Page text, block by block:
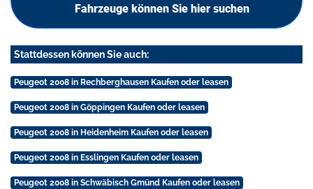
Fahrzeuge können Sie hier suchen
Stattdessen können Sie auch:
Peugeot 2008 in Rechberghausen Kaufen oder leasen
Peugeot 2008 in Göppingen Kaufen oder leasen
Peugeot 2008 in Heidenheim Kaufen oder leasen
Peugeot 2008 in Esslingen Kaufen oder leasen
Peugeot 2008 in Schwäbisch Gmünd Kaufen oder leasen